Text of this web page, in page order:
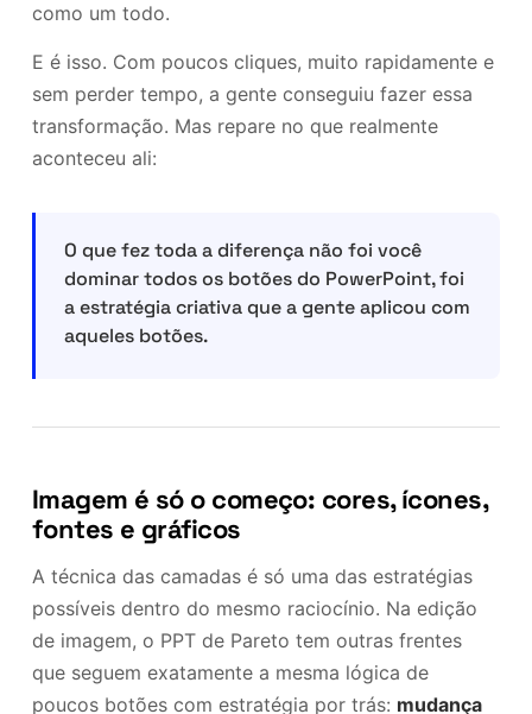
como um todo.
E é isso. Com poucos cliques, muito rapidamente e
sem perder tempo, a gente conseguiu fazer essa
transformação. Mas repare no que realmente
aconteceu ali:
O que fez toda a diferença não foi você
dominar todos os botões do PowerPoint, foi
a estratégia criativa que a gente aplicou com
aqueles botões.
Imagem é só o começo: cores, ícones,
fontes e gráficos
A técnica das camadas é só uma das estratégias
possíveis dentro do mesmo raciocínio. Na edição
de imagem, o PPT de Pareto tem outras frentes
que seguem exatamente a mesma lógica de
poucos botões com estratégia por trás: mudança